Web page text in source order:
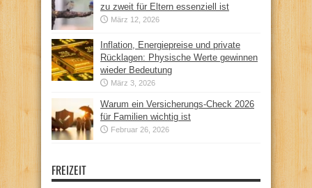
zu zweit für Eltern essenziell ist
März 12, 2026
Inflation, Energiepreise und private
Rücklagen: Physische Werte gewinnen
wieder Bedeutung
März 3, 2026
Warum ein Versicherungs-Check 2026
für Familien wichtig ist
Februar 26, 2026
FREIZEIT